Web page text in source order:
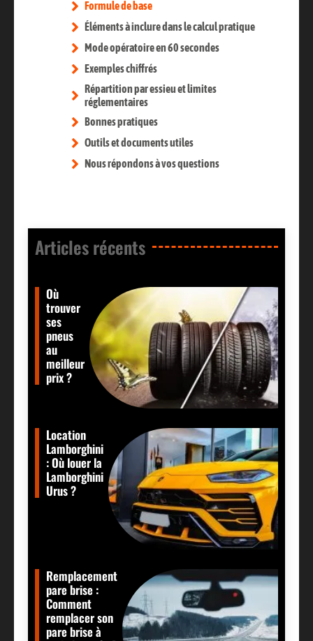
Formule de base
Éléments à inclure dans le calcul pratique
Mode opératoire en 60 secondes
Exemples chiffrés
Répartition par essieu et limites
réglementaires
Bonnes pratiques
Outils et documents utiles
Nous répondons à vos questions
Articles récents​
Où
trouver
ses
pneus
au
meilleur
prix ?
Location
Lamborghini
: Où louer la
Lamborghini
Urus ?
Remplacement
pare brise :
Comment
remplacer son
pare brise à